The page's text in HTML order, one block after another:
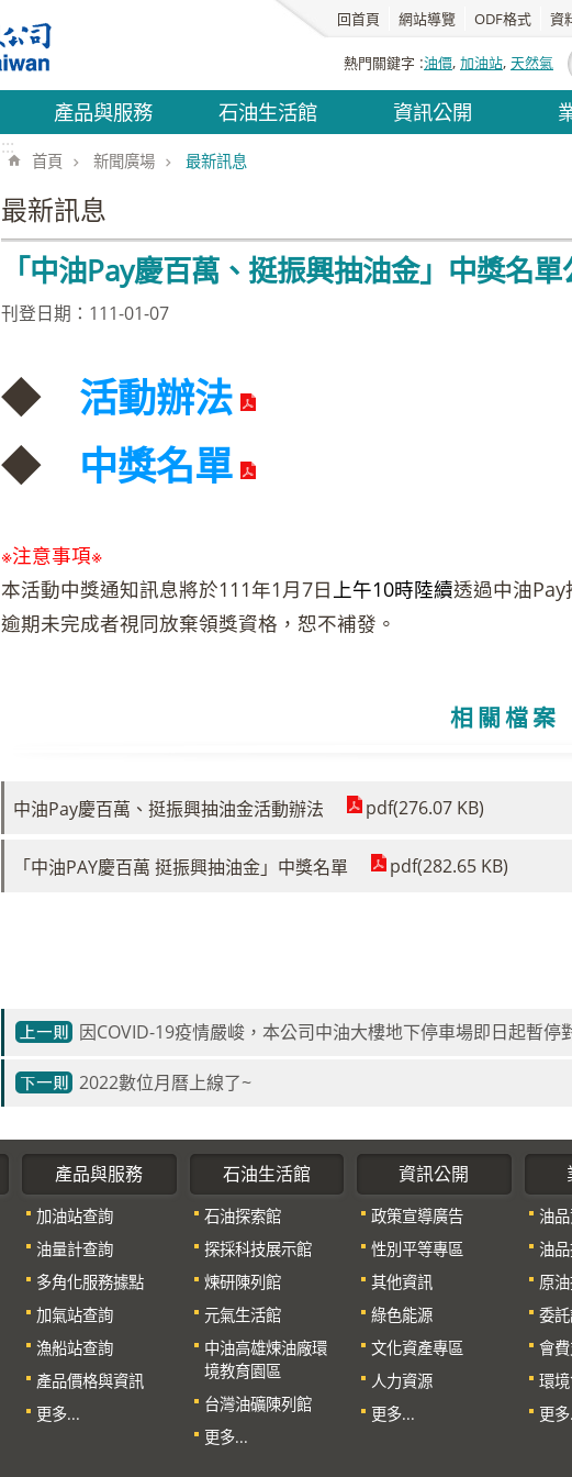
回首頁 網站導覽 ODF格式 資
熱門關鍵字 油價 加油站 天然氣
產品與服務 石油生活館 資訊公開
:::
首頁 新聞廣場 最新訊息
最新訊息
「中油Pay慶百萬、挺振興抽油金」中獎名
刊登日期：111-01-07
◆ 活動辦法
◆ 中獎名單
※注意事項※
本活動中獎通知訊息將於111年1月7日上午10時陸續透過中油Pay
逾期未完成者視同放棄領獎資格，恕不補發。
相關檔案
中油Pay慶百萬、挺振興抽油金活動辦法 pdf(276.07 KB)
「中油PAY慶百萬 挺振興抽油金」中獎名單 pdf(282.65 KB)
因COVID-19疫情嚴峻，本公司中油大樓地下停車場即日起暫停
2022數位月曆上線了~
產品與服務
加油站查詢
油量計查詢
多角化服務據點
加氣站查詢
漁船站查詢
產品價格與資訊
更多...
石油生活館
石油探索館
探採科技展示館
煉研陳列館
元氣生活館
中油高雄煉油廠環
境教育園區
台灣油礦陳列館
更多...
資訊公開
政策宣導廣告
性別平等專區
其他資訊
綠色能源
文化資產專區
人力資源
更多...
油
油
原
委
會
環
更